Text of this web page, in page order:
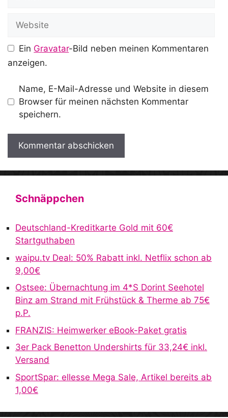
Website
Ein Gravatar-Bild neben meinen Kommentaren
anzeigen.
Name, E-Mail-Adresse und Website in diesem
Browser für meinen nächsten Kommentar
speichern.
A
n
t
Schnäppchen
Deutschland-Kreditkarte Gold mit 60€
Startguthaben
waipu.tv Deal: 50% Rabatt inkl. Netflix schon ab
9,00€
Ostsee: Übernachtung im 4*S Dorint Seehotel
Binz am Strand mit Frühstück & Therme ab 75€
p.P.
FRANZIS: Heimwerker eBook-Paket gratis
3er Pack Benetton Undershirts für 33,24€ inkl.
Versand
SportSpar: ellesse Mega Sale, Artikel bereits ab
1,00€